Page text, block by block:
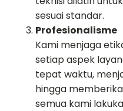
sesuai standar.
Profesionalisme
Kami menjaga
setiap aspek
tepat waktu,
hingga
semua kami